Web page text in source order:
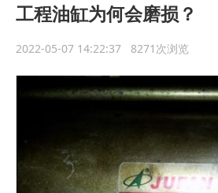
工程油缸为何会磨损？
2022-05-07 14:22:37 8271次浏览